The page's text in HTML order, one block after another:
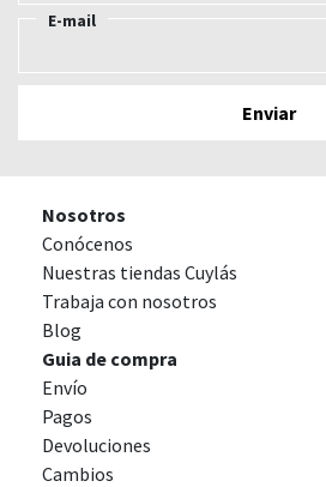
E-mail
Nosotros
Conócenos
Nuestras tiendas Cuylás
Trabaja con nosotros
Blog
Guia de compra
Envío
Pagos
Devoluciones
Cambios